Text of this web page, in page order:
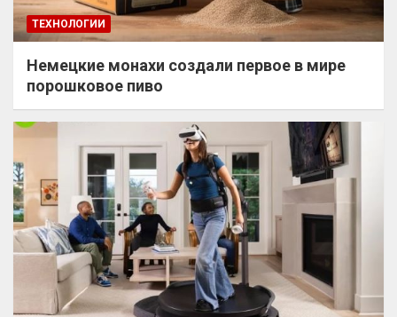
ТЕХНОЛОГИИ
Немецкие монахи создали первое в мире
порошковое пиво